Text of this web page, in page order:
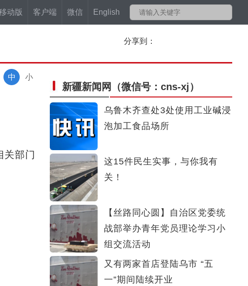
动版 客户端 微信 English
分享到：
小
中
部门
新疆新闻网 （微信号：cns-xj）
乌鲁木齐查处3处使用工业碱浸
泡加工食品场所
这15件民生实事，与你我有
关！
【丝路同心圆】自治区党委统
战部举办青年党员理论学习小
组交流活动
又有两家首店登陆乌市 “五
一”期间陆续开业
新疆阿勒泰举行“唱响雪都 全民禁毒”暨“6